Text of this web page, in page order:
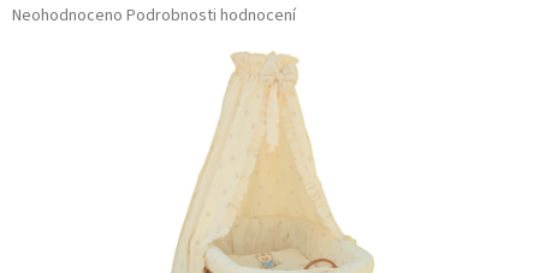
Průměrné
Neohodnoceno Podrobnosti hodnocení